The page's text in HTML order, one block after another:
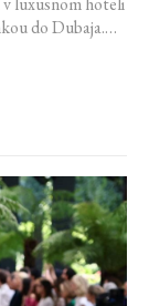
do Dubaja.
na